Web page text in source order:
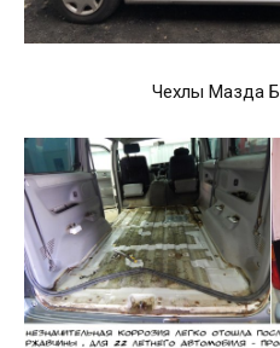
Чехлы Мазда